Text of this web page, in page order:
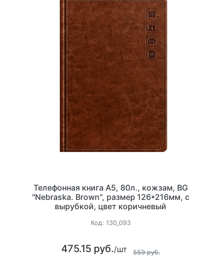
Телефонная книга А5, 80л., кожзам, BG
"Nebraska. Brown", размер 126*216мм, с
вырубкой, цвет коричневый
Код: 130_093
475.15 руб./шт 559 руб.